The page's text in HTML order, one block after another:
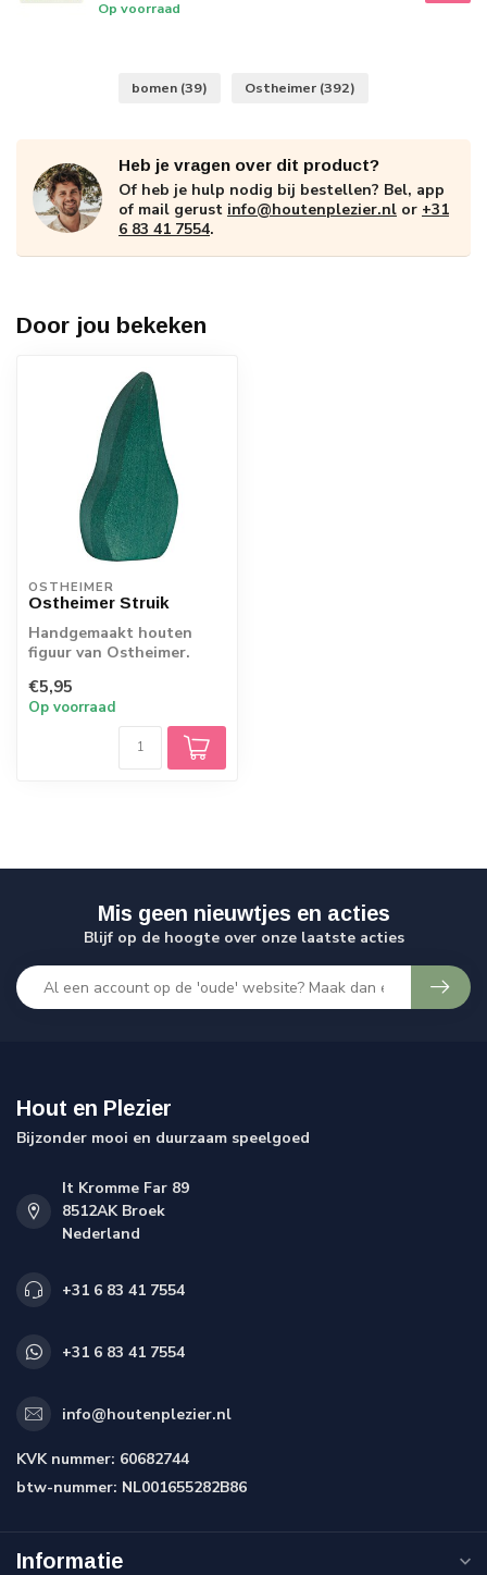
Op voorraad
bomen (39) Ostheimer (392)
Heb je vragen over dit product?
Of heb je hulp nodig bij bestellen? Bel, app
of mail gerust info@houtenplezier.nl or +31
6 83 41 7554.
Door jou bekeken
OSTHEIMER
Ostheimer Struik
Handgemaakt houten
figuur van Ostheimer.
€5,95
Op voorraad
Mis geen nieuwtjes en acties
Blijf op de hoogte over onze laatste acties
Hout en Plezier
Bijzonder mooi en duurzaam speelgoed
It Kromme Far 89
8512AK Broek
Nederland
+31 6 83 41 7554
+31 6 83 41 7554
info@houtenplezier.nl
KVK nummer: 60682744
btw-nummer: NL001655282B86
Informatie